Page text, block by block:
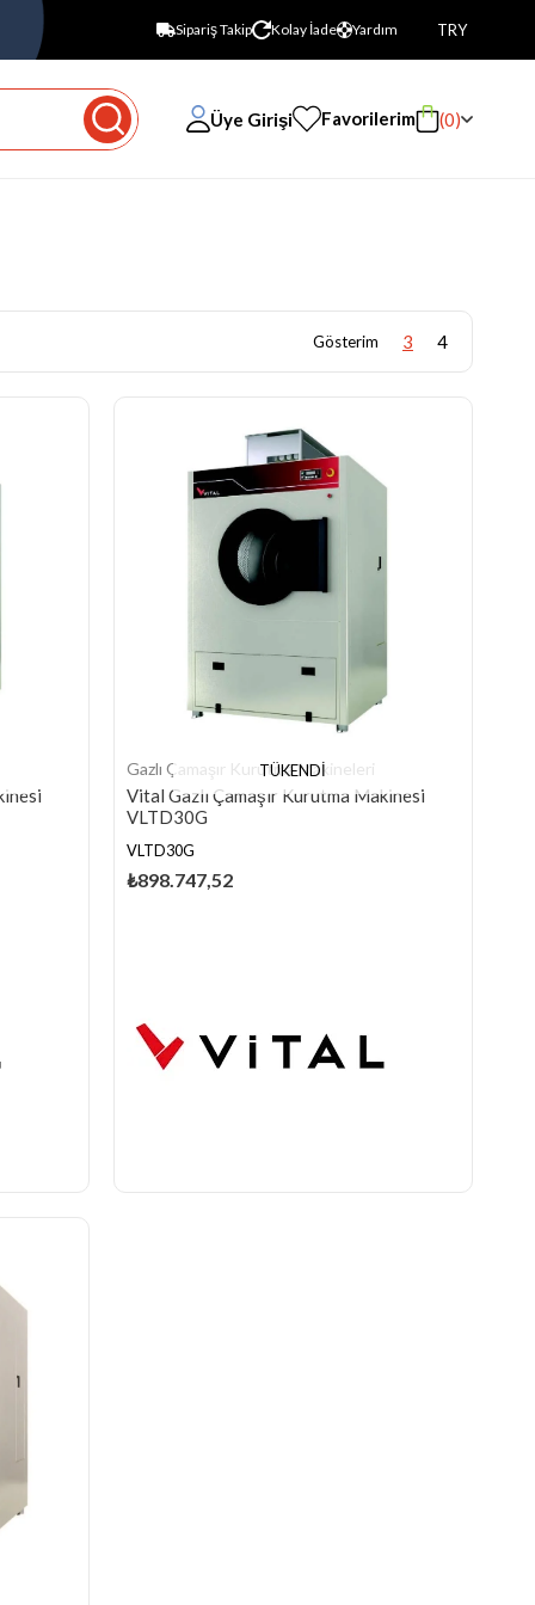
Sipariş Takip Kolay İade Yardım TRY
Üye Girişi Favorilerim 0
TÜKENDI
Gazlı Çamaşır Kurutma Makineleri
Vital Gazlı Çamaşır Kurutma Makinesi
VLTD30G
VLTD30G
₺898.747,52